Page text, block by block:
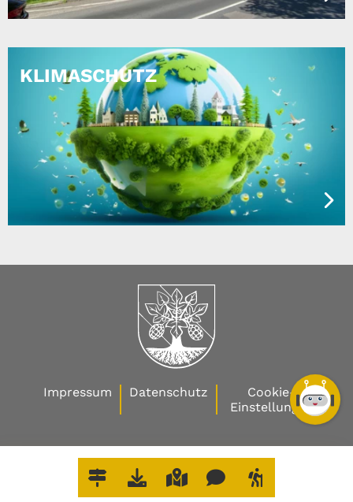
KLIMASCHUTZ
Impressum Datenschutz
Cookie-
Einstellungen